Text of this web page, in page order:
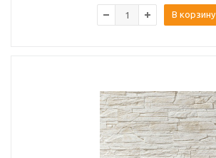
В корзину